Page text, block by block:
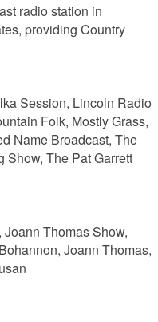
radio station in
providing Country
Session, Lincoln Radio
Folk, Mostly Grass,
Name Broadcast, The
Show, The Pat Garrett
Thomas Show,
Joann Thomas,